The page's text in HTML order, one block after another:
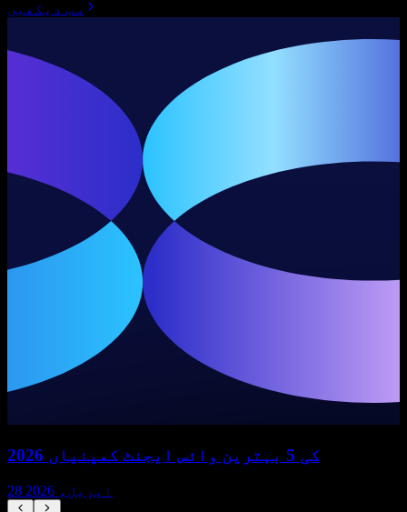
سب دیکھیں
2026 کی 5 بہترین وائس ایجنٹ کمپنیاں
28 اپریل، 2026